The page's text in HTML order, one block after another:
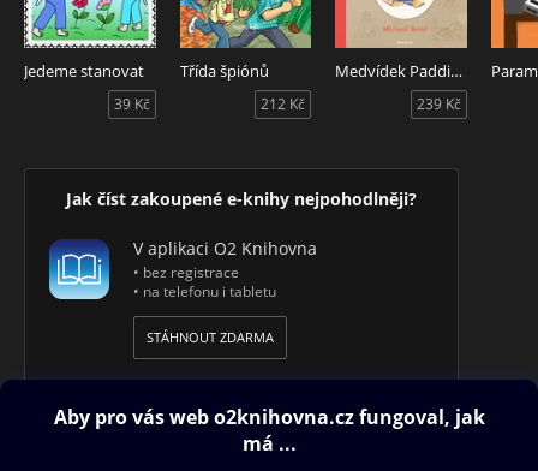
Jedeme stanovat
39 Kč
Třída špiónů
212 Kč
Medvídek Paddington
239 Kč
Jak číst zakoupené e-knihy nejpohodlněji?
V aplikaci O2 Knihovna
• bez registrace
• na telefonu i tabletu
STÁHNOUT ZDARMA